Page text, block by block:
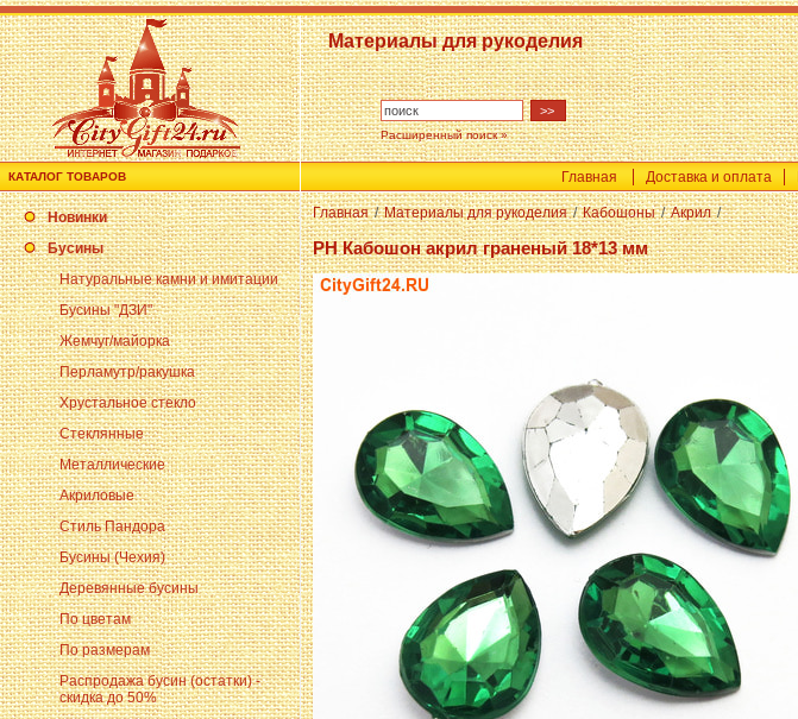
Материалы для рукоделия
Расширенный поиск »
КАТАЛОГ ТОВАРОВ Главная Доставка и оплата
Новинки
Бусины
Натуральные камни и имитации
Бусины "ДЗИ"
Жемчуг/майорка
Перламутр/ракушка
Хрустальное стекло
Стеклянные
Металлические
Акриловые
Стиль Пандора
Бусины (Чехия)
Деревянные бусины
По цветам
По размерам
Распродажа бусин (остатки) -
скидка до 50%
Главная / Материалы для рукоделия / Кабошоны / Акрил /
PH Кабошон акрил граненый 18*13 мм